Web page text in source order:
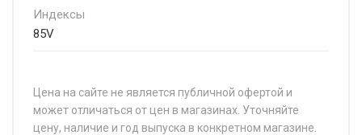
Индексы
85V
Цена на сайте не является публичной офертой и
может отличаться от цен в магазинах. Уточняйте
цену, наличие и год выпуска в конкретном магазине.